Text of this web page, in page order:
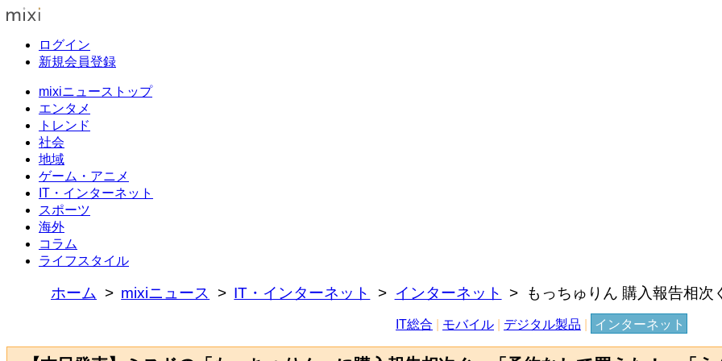
ログイン
新規会員登録
mixiニューストップ
エンタメ
トレンド
社会
地域
ゲーム・アニメ
IT・インターネット
スポーツ
海外
コラム
ライフスタイル
ホーム mixiニュース IT・インターネット インターネット もっちゅりん 購入報告相次
IT総合 モバイル デジタル製品 インターネット